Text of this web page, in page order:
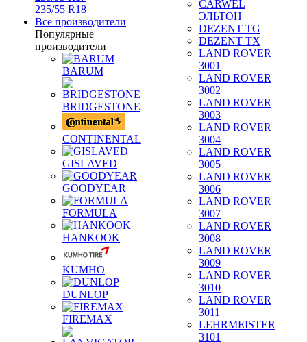
235/55 R18
Все производители
Популярные
производители
BARUM
BRIDGESTONE
CONTINENTAL
GISLAVED
GOODYEAR
FORMULA
HANKOOK
KUMHO
DUNLOP
FIREMAX
CARWEL
ЭЛЬТОН
DEZENT TG
DEZENT TX
LAND ROVER
3001
LAND ROVER
3002
LAND ROVER
3003
LAND ROVER
3004
LAND ROVER
3005
LAND ROVER
3006
LAND ROVER
3007
LAND ROVER
3008
LAND ROVER
3009
LAND ROVER
3010
LAND ROVER
3011
LEHRMEISTER
3101